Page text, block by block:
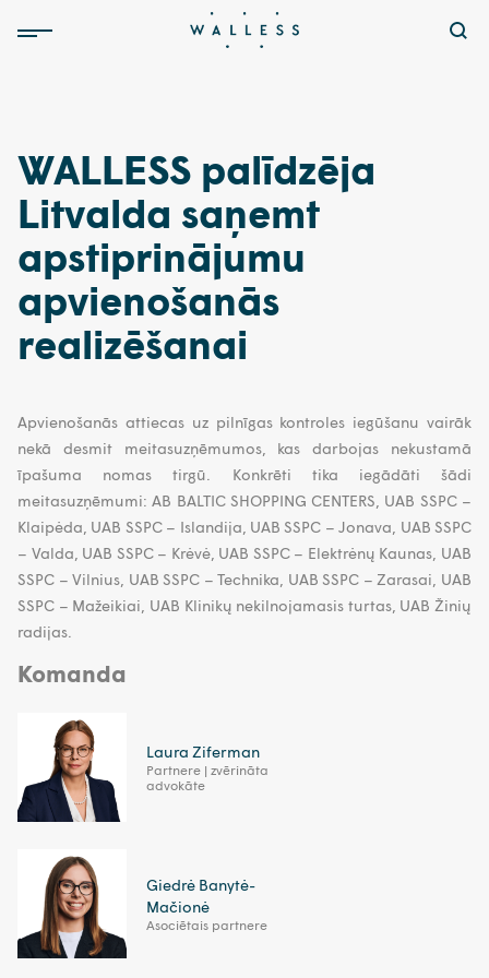
WALLESS palīdzēja
Litvalda saņemt
apstiprinājumu
apvienošanās
realizēšanai
Apvienošanās attiecas uz pilnīgas kontroles iegūšanu vairāk
nekā desmit meitasuzņēmumos, kas darbojas nekustamā
īpašuma nomas tirgū. Konkrēti tika iegādāti šādi
meitasuzņēmumi: AB BALTIC SHOPPING CENTERS, UAB SSPC –
Klaipėda, UAB SSPC – Islandija, UAB SSPC – Jonava, UAB SSPC
– Valda, UAB SSPC – Krėvė, UAB SSPC – Elektrėnų Kaunas, UAB
SSPC – Vilnius, UAB SSPC – Technika, UAB SSPC – Zarasai, UAB
SSPC – Mažeikiai, UAB Klinikų nekilnojamasis turtas, UAB Žinių
radijas.
Komanda
Laura Ziferman
Partnere | zvērināta
advokāte
Giedrė Banytė-
Mačionė
Asociētais partnere